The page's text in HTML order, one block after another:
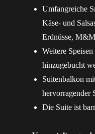
Umfangreiche
Käse- und
Erdnüsse,
Weitere
hinzugebucht
Suitenbalkon
hervorragender
Die Suite ist